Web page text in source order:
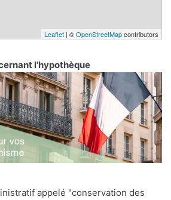
Leaflet | ©OpenStreetMapcontributors
l'hypothèque
appelé "conservation des